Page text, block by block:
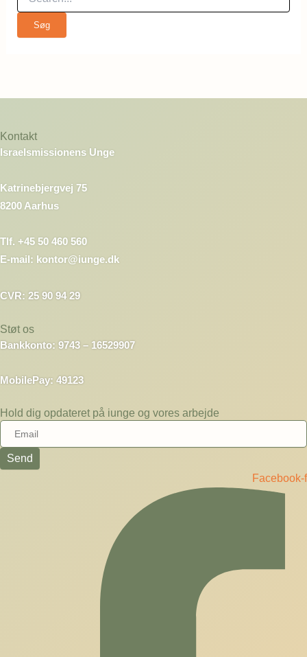
Kontakt
Israelsmissionens Unge
Katrinebjergvej 75
8200 Aarhus
Tlf. +45 50 460 560
E-mail: kontor@iunge.dk
CVR: 25 90 94 29
Støt os
Bankkonto: 9743 – 16529907
MobilePay: 49123
Hold dig opdateret på iunge og vores arbejde
Send
Facebook-f